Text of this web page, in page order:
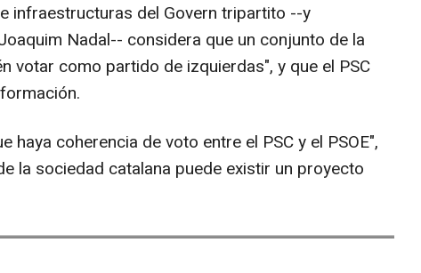
infraestructuras del Govern tripartito --y
Nadal-- considera que un conjunto de la
votar como partido de izquierdas", y que el PSC
haya coherencia de voto entre el PSC y el PSOE",
la sociedad catalana puede existir un proyecto